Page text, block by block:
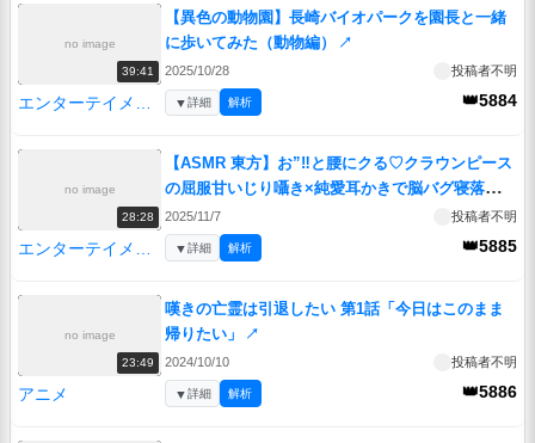
no image
39:41
【異色の動物園】長崎バイオパークを園長と一緒
に歩いてみた（動物編）
↗
2025/10/28 投稿者不明
👑5884
▼詳細 解析
no image
28:28
【ASMR 東方】お”‼と腰にクる♡クラウンピース
の屈服甘いじり囁き×純愛耳かきで脳バグ寝落ち！
【バイノーラル・睡眠】
2025/11/7 投稿者不明
👑5885
▼詳細 解析
no image
23:49
嘆きの亡霊は引退したい 第1話「今日はこのまま
帰りたい」
↗
2024/10/10 投稿者不明
アニメ 👑5886
▼詳細 解析